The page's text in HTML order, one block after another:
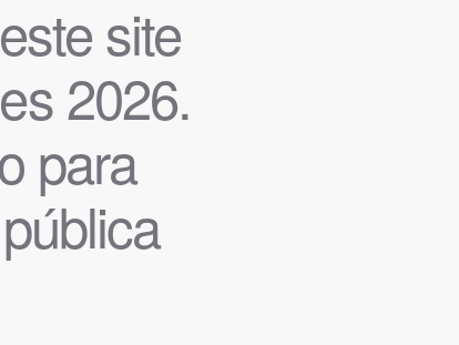
site
2026.
para